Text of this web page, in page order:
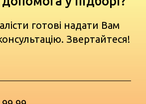
готові надати Вам
Звертайтеся!